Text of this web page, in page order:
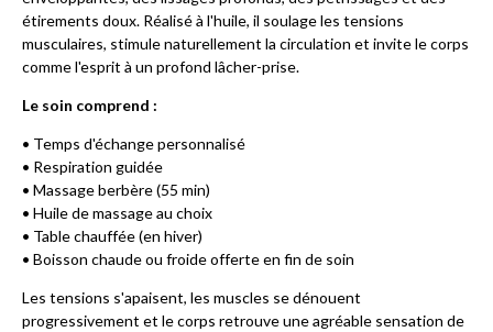
étirements doux. Réalisé à l'huile, il soulage les tensions
musculaires, stimule naturellement la circulation et invite le corps
comme l'esprit à un profond lâcher-prise.
Le soin comprend :
• Temps d'échange personnalisé
• Respiration guidée
• Massage berbère (55 min)
• Huile de massage au choix
• Table chauffée (en hiver)
• Boisson chaude ou froide offerte en fin de soin
Les tensions s'apaisent, les muscles se dénouent
progressivement et le corps retrouve une agréable sensation de